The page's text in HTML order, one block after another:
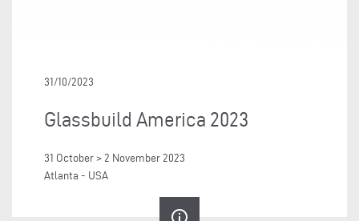
31/10/2023
Glassbuild America 2023
31 October > 2 November 2023
Atlanta - USA
info_outline